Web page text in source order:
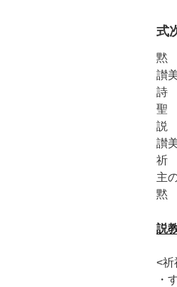
式
黙
讃
詩
聖
説
讃
祈
主
黙
説
<祈
・